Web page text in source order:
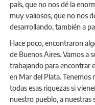
país, que no nos dé la
muy valiosos, que no nos
desarrollando, también a
Hace poco, encontraron
de Buenos Aires. Vamos a
trabajando para encontrar
en Mar del Plata. Tenemos
todas esas riquezas si
nuestro pueblo, a nuestras